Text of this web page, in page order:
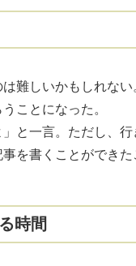
難しいかもしれな
ことになった。
と一言。ただし、
を書くことができた
時間